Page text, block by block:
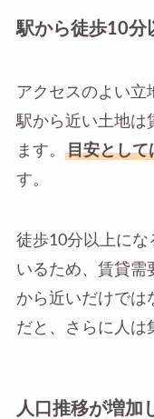
駅から徒歩10分
アクセスのよい立
駅から近い土地は
ます。
目安として
す。
徒歩10分以上にな
いるため、賃貸需
から近いだけでは
だと、さらに人は
人口推移が増加